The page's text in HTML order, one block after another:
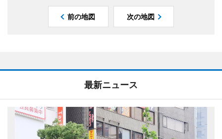
前の地図 次の地図
最新ニュース